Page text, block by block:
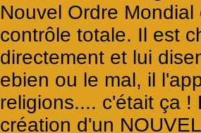
Nouvel Ordre
contrôle totale. Il est
directement et lui
ebien ou le mal, il
religions.... c'était ça
création d'un